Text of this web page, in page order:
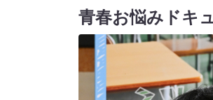
青春お悩みドキ